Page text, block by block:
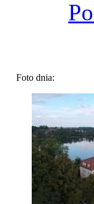
Foto dnia: